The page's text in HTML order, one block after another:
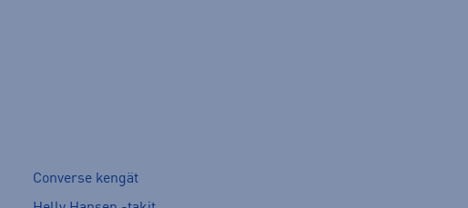
Converse kengät